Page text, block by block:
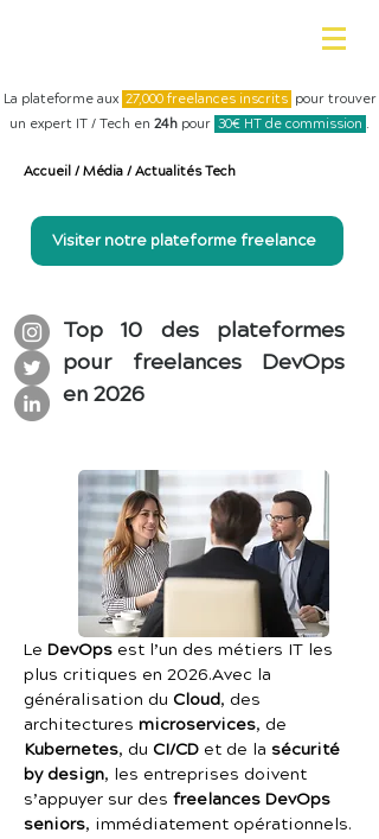
La plateforme aux 27,000 freelances inscrits pour trouver
un expert IT / Tech en 24h pour 30€ HT de commission .
Accueil / Média / Actualités Tech
Visiter notre plateforme freelance
Top 10 des plateformes
pour freelances DevOps
en 2026
Le DevOps est l’un des métiers IT les
plus critiques en 2026.Avec la
généralisation du Cloud, des
architectures microservices, de
Kubernetes, du CI/CD et de la sécurité
by design, les entreprises doivent
s’appuyer sur des freelances DevOps
seniors, immédiatement opérationnels.